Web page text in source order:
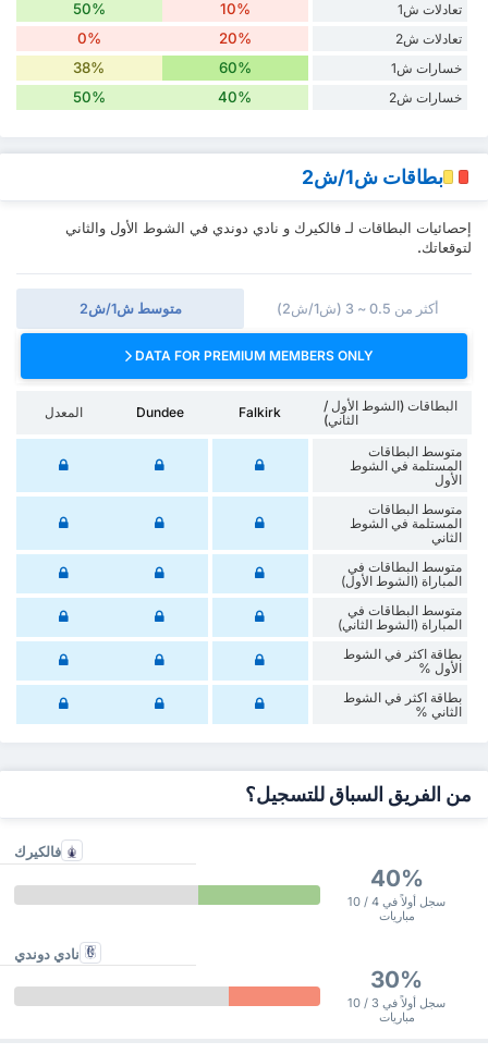
تعادلات ش1 10%
50%
تعادلات ش2 20%
0%
خسارات ش1 60%
38%
خسارات ش2 40%
50%
بطاقات ش1/ش2
إحصائيات البطاقات لـ فالكيرك و نادي دوندي في الشوط الأول والثاني
لتوقعاتك.
متوسط ش1/ش2 أكثر من 0.5 ~ 3 (ش1/ش2)
DATA FOR PREMIUM MEMBERS ONLY
البطاقات (الشوط الأول /
الثاني)
Falkirk
Dundee المعدل
متوسط البطاقات
المستلمة في الشوط
الأول
متوسط البطاقات
المستلمة في الشوط
الثاني
متوسط البطاقات في
المباراة (الشوط الأول)
متوسط البطاقات في
المباراة (الشوط الثاني)
‏بطاقة اكثر في الشوط
الأول %
‏بطاقة اكثر في الشوط
‏الثاني %
من الفريق السباق للتسجيل؟
فالكيرك
40%
سجل أولاً في 4 / 10
مباريات
نادي دوندي
30%
سجل أولاً في 3 / 10
مباريات